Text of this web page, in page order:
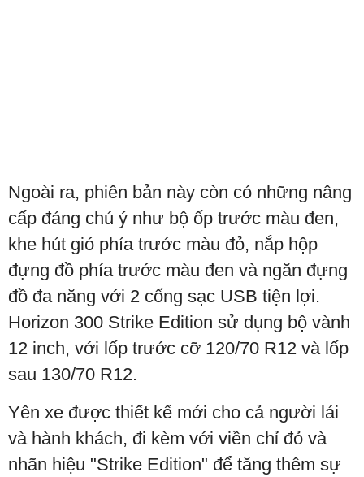
Ngoài ra, phiên bản này còn có những nâng
cấp đáng chú ý như bộ ốp trước màu đen,
khe hút gió phía trước màu đỏ, nắp hộp
đựng đồ phía trước màu đen và ngăn đựng
đồ đa năng với 2 cổng sạc USB tiện lợi.
Horizon 300 Strike Edition sử dụng bộ vành
12 inch, với lốp trước cỡ 120/70 R12 và lốp
sau 130/70 R12.
Yên xe được thiết kế mới cho cả người lái
và hành khách, đi kèm với viền chỉ đỏ và
nhãn hiệu "Strike Edition" để tăng thêm sự